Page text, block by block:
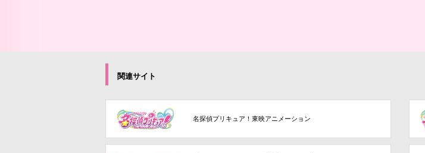
関連サイト
名探偵プリキュア！東映アニメーション